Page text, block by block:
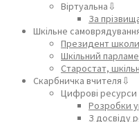
Віртуальна⇩
За
Шкільне
Президент школи
Шкільний
Старостат,
Скарбничка вчителя⇩
Цифрові ресурси
Розробки
З досвіду